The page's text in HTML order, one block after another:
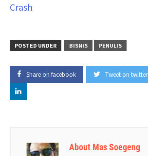
Crash
POSTED UNDER BISNIS PENULIS
Share on facebook Tweet on twitter
About Mas Soegeng